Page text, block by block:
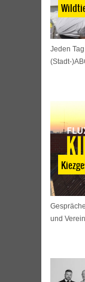
Jeden
(Stadt-
und